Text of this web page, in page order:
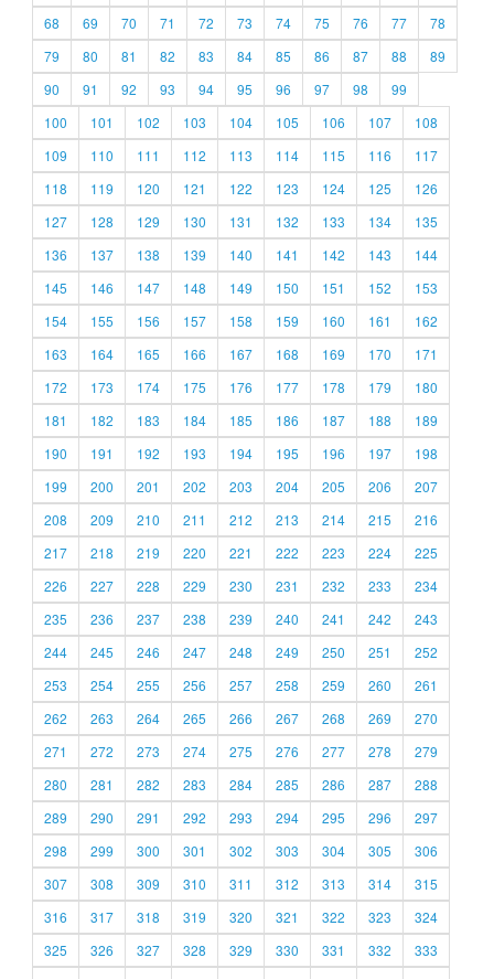
68
69 70 71 72 73 74 75 76 77
78
79
80 81 82 83 84 85 86 87 88
89
90
91 92 93 94 95 96 97 98
99
100
101 102 103 104 105 106 107
108
109
110 111 112 113 114 115 116
117
118
119 120 121 122 123 124 125
126
127
128 129 130 131 132 133 134
135
136
137 138 139 140 141 142 143
144
145
146 147 148 149 150 151 152
153
154
155 156 157 158 159 160 161
162
163
164 165 166 167 168 169 170
171
172
173 174 175 176 177 178 179
180
181
182 183 184 185 186 187 188
189
190
191 192 193 194 195 196 197
198
199
200 201 202 203 204 205 206
207
208
209 210 211 212 213 214 215
216
217
218 219 220 221 222 223 224
225
226
227 228 229 230 231 232 233
234
235
236 237 238 239 240 241 242
243
244
245 246 247 248 249 250 251
252
253
254 255 256 257 258 259 260
261
262
263 264 265 266 267 268 269
270
271
272 273 274 275 276 277 278
279
280
281 282 283 284 285 286 287
288
289
290 291 292 293 294 295 296
297
298
299 300 301 302 303 304 305
306
307
308 309 310 311 312 313 314
315
316
317 318 319 320 321 322 323
324
325
326 327 328 329 330 331 332
333